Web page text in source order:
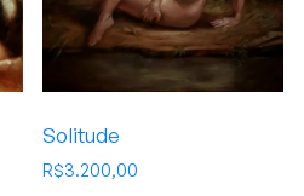
Solitude
R$3.200,00